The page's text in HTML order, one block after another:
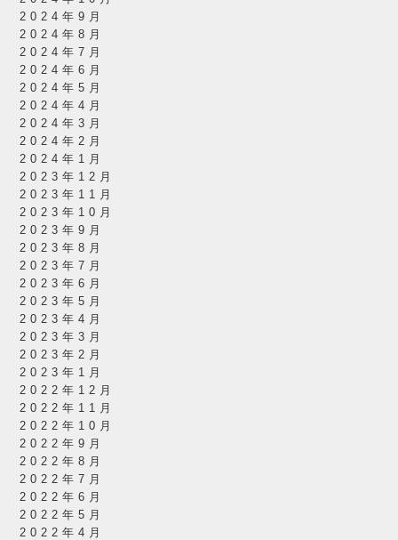
2024年9月
2024年8月
2024年7月
2024年6月
2024年5月
2024年4月
2024年3月
2024年2月
2024年1月
2023年12月
2023年11月
2023年10月
2023年9月
2023年8月
2023年7月
2023年6月
2023年5月
2023年4月
2023年3月
2023年2月
2023年1月
2022年12月
2022年11月
2022年10月
2022年9月
2022年8月
2022年7月
2022年6月
2022年5月
2022年4月